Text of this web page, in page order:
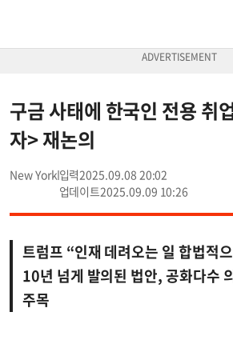
구금 사태에 한국인 전용 취
자> 재논의
New York
2025.09.08 20:02
2025.09.09 10:26
트럼프 “인재 데려오는 일 합법적
10년 넘게 발의된 법안, 공화다수
주목